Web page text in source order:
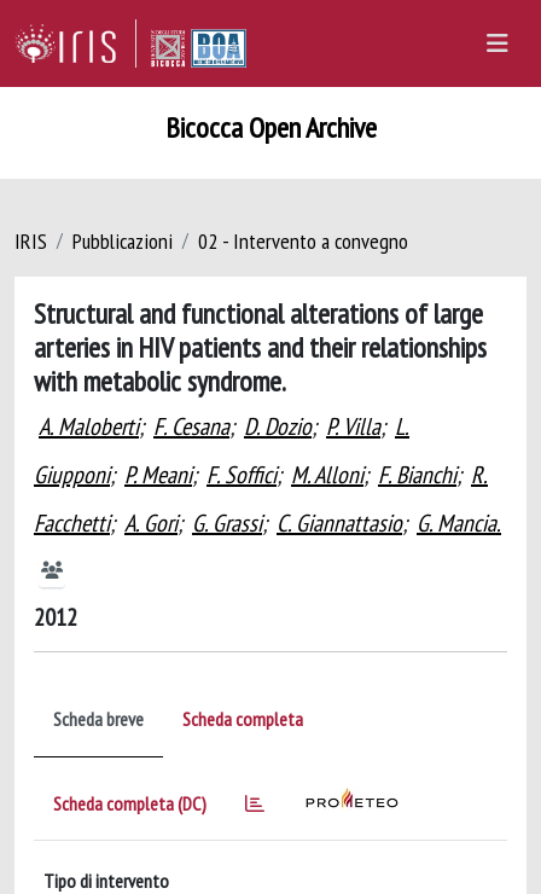
Bicocca Open Archive
IRIS Pubblicazioni 02 - Intervento a convegno
Structural and functional alterations of large
arteries in HIV patients and their relationships
with metabolic syndrome.
A. Maloberti; F. Cesana; D. Dozio; P. Villa; L.
Giupponi; P. Meani; F. Soffici; M. Alloni; F. Bianchi; R.
Facchetti; A. Gori; G. Grassi; C. Giannattasio; G. Mancia.
2012
Scheda breve Scheda completa
Scheda completa (DC)
Tipo di intervento